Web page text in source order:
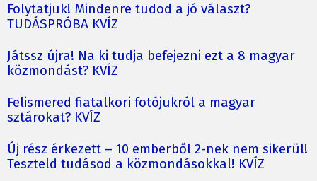
Folytatjuk! Mindenre tudod a jó választ?
TUDÁSPRÓBA KVÍZ
Játssz újra! Na ki tudja befejezni ezt a 8 magyar
közmondást? KVÍZ
Felismered fiatalkori fotójukról a magyar
sztárokat? KVÍZ
Új rész érkezett – 10 emberből 2-nek nem sikerül!
Teszteld tudásod a közmondásokkal! KVÍZ